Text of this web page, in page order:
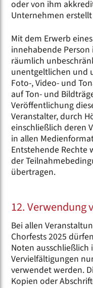
oder von ihm
Unternehmen
Mit dem Erwerb
innehabende
räumlich
unentgeltlichen und
Foto-, Video- und
auf Ton- und
Veröffentlichung
Veranstalter, durch
einschließlich deren
in allen
Entstehende Rechte
der
übertragen.
12. Verwendung
Bei allen
Chorfests 2025
Noten
Vervielfältigungen
verwendet werden.
Kopien oder